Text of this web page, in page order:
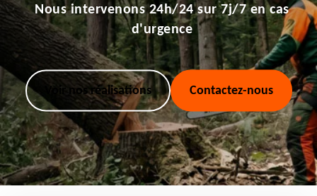
Nous intervenons 24h/24 sur 7j/7 en cas
d'urgence
Voir nos réalisations Contactez-nous